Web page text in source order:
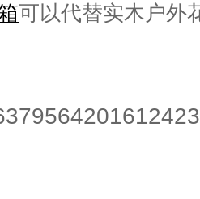
可以代替实木户外